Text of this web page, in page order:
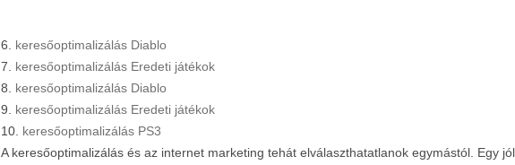
6. keresőoptimalizálás Diablo
7. keresőoptimalizálás Eredeti játékok
8. keresőoptimalizálás Diablo
9. keresőoptimalizálás Eredeti játékok
10. keresőoptimalizálás PS3
A keresőoptimalizálás és az internet marketing tehát elválaszthatatlanok egymástól. Egy